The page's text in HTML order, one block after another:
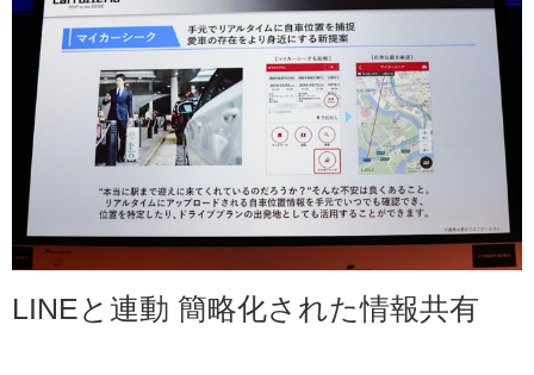
LINEと連動 簡略化された情報共有